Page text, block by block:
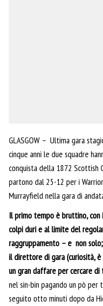
GLASGOW – Ultima gara
cinque anni le due squadre
conquista della 1872 Scottish
partono dal 25-12 per i
Murrayfield nella gara di
Il primo tempo è bruttino, con
colpi duri e al limite del
raggruppamento – e non solo;
il direttore di gara (curiosità,
un gran daffare per cercare di
nel sin-bin pagando un pò
seguito otto minuti dopo da